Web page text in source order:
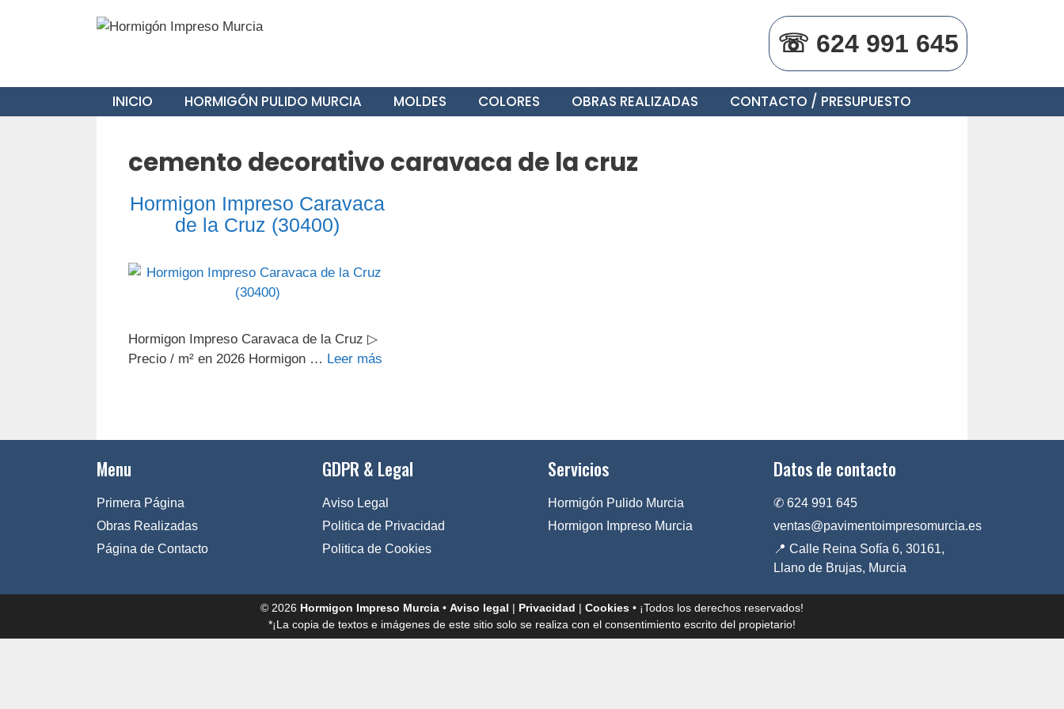
☏ 624 991 645
INICIO HORMIGÓN PULIDO MURCIA MOLDES COLORES OBRAS REALIZADAS CONTACTO / PRESUPUESTO
cemento decorativo caravaca de la cruz
Hormigon Impreso Caravaca
de la Cruz (30400)
Hormigon Impreso Caravaca de la Cruz ▷
Precio / m² en 2026 Hormigon … Leer más
Menu
Primera Página
Obras Realizadas
Página de Contacto
GDPR & Legal
Aviso Legal
Politica de Privacidad
Politica de Cookies
Servicios
Hormigón Pulido Murcia
Hormigon Impreso Murcia
Datos de contacto
✆ 624 991 645
ventas@pavimentoimpresomurcia.es
📍 Calle Reina Sofía 6, 30161,
Llano de Brujas, Murcia
© 2026 Hormigon Impreso Murcia • Aviso legal | Privacidad | Cookies • ¡Todos los derechos reservados!
*¡La copia de textos e imágenes de este sitio solo se realiza con el consentimiento escrito del propietario!